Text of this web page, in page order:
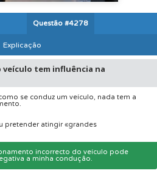
Questão #4278
Explicação
veículo tem influência na
se conduz um veículo, nada tem a
pretender atingir «grandes
incorrecto do veículo pode
a minha condução.